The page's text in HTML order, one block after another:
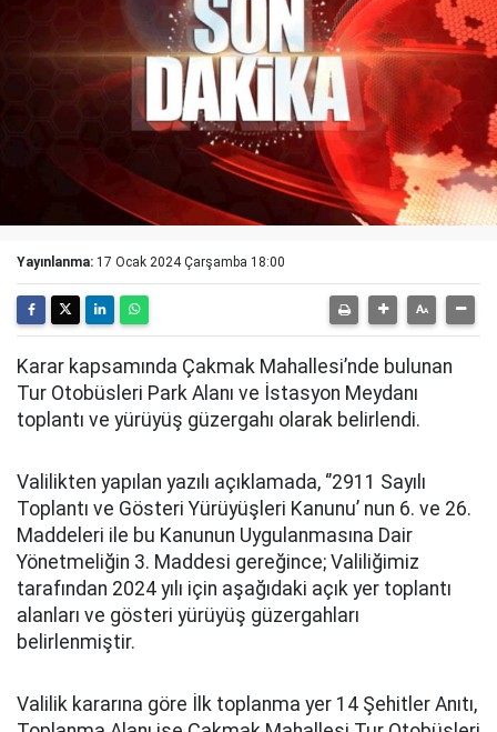
Yayınlanma: 17 Ocak 2024 Çarşamba 18:00
Karar kapsamında Çakmak Mahallesi’nde bulunan
Tur Otobüsleri Park Alanı ve İstasyon Meydanı
toplantı ve yürüyüş güzergahı olarak belirlendi.
Valilikten yapılan yazılı açıklamada, ‘’2911 Sayılı
Toplantı ve Gösteri Yürüyüşleri Kanunu’ nun 6. ve 26.
Maddeleri ile bu Kanunun Uygulanmasına Dair
Yönetmeliğin 3. Maddesi gereğince; Valiliğimiz
tarafından 2024 yılı için aşağıdaki açık yer toplantı
alanları ve gösteri yürüyüş güzergahları
belirlenmiştir.
Valilik kararına göre İlk toplanma yer 14 Şehitler Anıtı,